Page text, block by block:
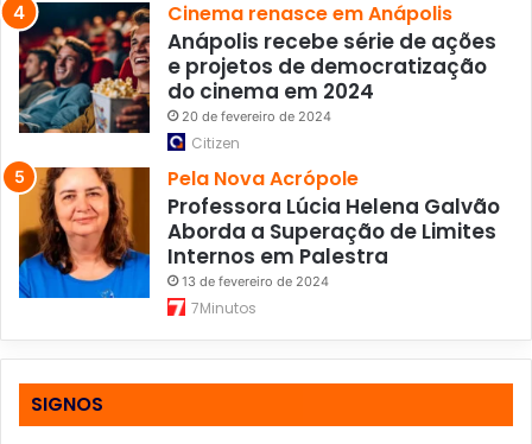
Cinema renasce em Anápolis
Anápolis recebe série de ações
e projetos de democratização
do cinema em 2024
20 de fevereiro de 2024
Citizen
Pela Nova Acrópole
Professora Lúcia Helena Galvão
Aborda a Superação de Limites
Internos em Palestra
13 de fevereiro de 2024
7Minutos
SIGNOS